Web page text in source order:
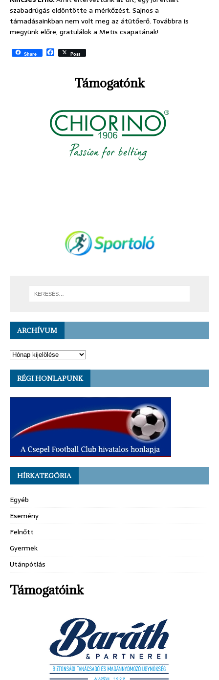
szabadrúgás eldöntötte a mérkőzést. Sajnos a
támadásainkban nem volt meg az átütőerő. Továbbra is
megyünk előre, gratulálok a Metis csapatának!
Share F
a Post
Támogatónk
ARCHÍVUM
RÉGI HONLAPUNK
HÍRKATEGÓRIA
Egyéb
Esemény
Felnőtt
Gyermek
Utánpótlás
Támogatóink